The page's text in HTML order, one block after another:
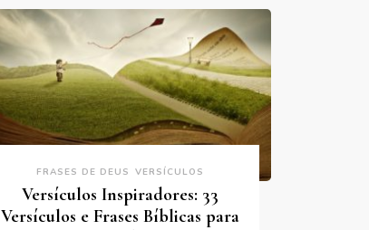
FRASES DE DEUS VERSÍCULOS
Versículos Inspiradores: 33
Versículos e Frases Bíblicas para